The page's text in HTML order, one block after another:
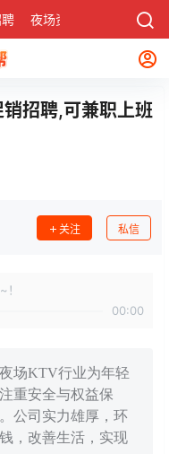
夜场资讯 社区
招聘,可兼职上班
关注 私信
00:00
场KTV行业为年轻
重安全与权益保
公司实力雄厚，环
，改善生活，实现